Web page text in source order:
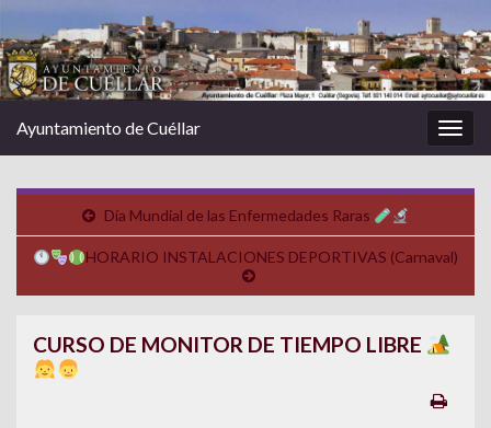
la
Ayuntamiento de Cuéllar
Día Mundial de las Enfermedades Raras
HORARIO INSTALACIONES DEPORTIVAS (Carnaval)
CURSO DE MONITOR DE TIEMPO LIBRE